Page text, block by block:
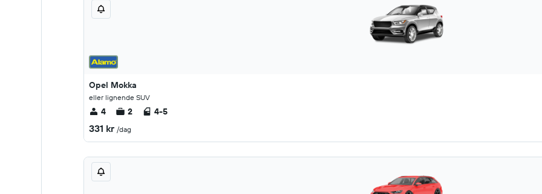
Opel Mokka
eller lignende SUV
4 2 4-5
331 kr /dag